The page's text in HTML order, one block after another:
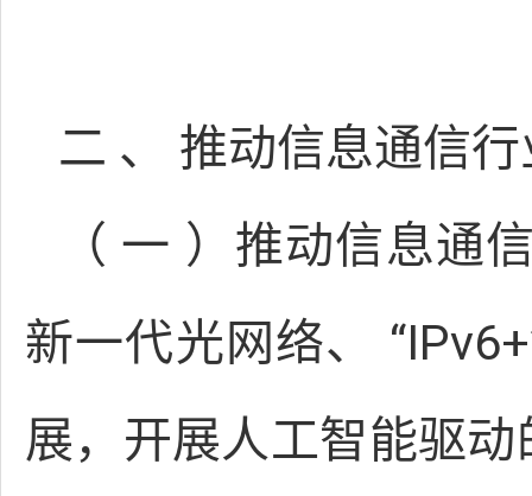
二 、 推动信息通信
（ 一 ）推动信息通
新一代光网络、
展，开展人工智能驱